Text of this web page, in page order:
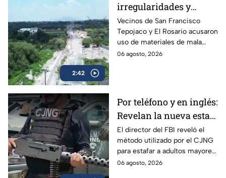
2:42
irregularidades y
posible desvío de
recursos en obras
viales de Cuautitlán
Izcalli, Edomex
Vecinos de San Francisco
Tepojaco y El Rosario acusaron
uso de materiales de mala
calidad en una obra de 23
06 agosto, 2026
Por teléfono y en inglés:
Revelan la nueva estafa
del CJNG a adultos
mayores de Estados
Unidos
El director del FBI reveló el
método utilizado por el CJNG
para estafar a adultos mayores
de Estados Unidos desde
06 agosto, 2026